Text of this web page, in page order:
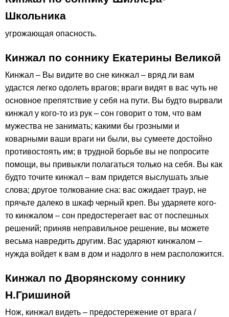
Школьника
угрожающая опасность.
Кинжал по соннику Екатерины Великой
Кинжал – Вы видите во сне кинжал – вряд ли вам
удастся легко одолеть врагов; враги видят в вас чуть не
основное препятствие у себя на пути. Вы будто вырвали
кинжал у кого-то из рук – сон говорит о том, что вам
мужества не занимать; какими бы грозными и
коварными ваши враги ни были, вы сумеете достойно
противостоять им; в трудной борьбе вы не попросите
помощи, вы привыкли полагаться только на себя. Вы как
будто точите кинжал – вам придется выслушать злые
слова; другое толкование сна: вас ожидает траур, не
прячьте далеко в шкаф черный креп. Вы ударяете кого-
то кинжалом – сон предостерегает вас от поспешных
решений; приняв неправильное решение, вы можете
весьма навредить другим. Вас ударяют кинжалом –
нужда войдет к вам в дом и надолго в нем расположится.
Кинжал по Дворянскому соннику
Н.Гришиной
Нож, кинжал видеть – предостережение от врага /